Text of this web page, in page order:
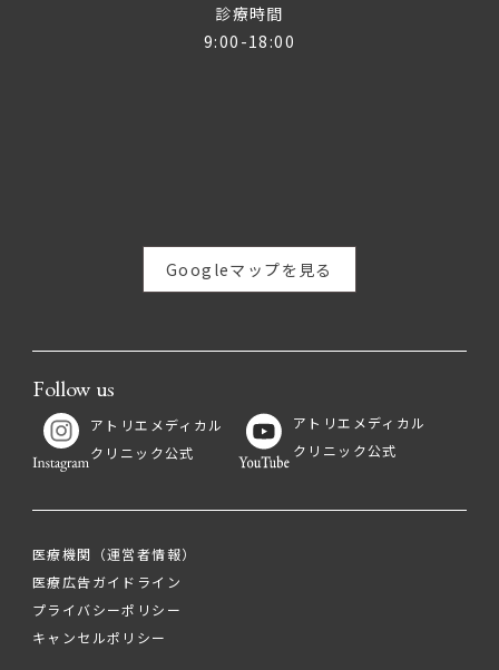
診療時間
9:00-18:00
Googleマップを見る
医療機関（運営者情報）
医療広告ガイドライン
プライバシーポリシー
キャンセルポリシー
Follow us
アトリエメディカル
クリニック公式
アトリエメディカル
クリニック公式